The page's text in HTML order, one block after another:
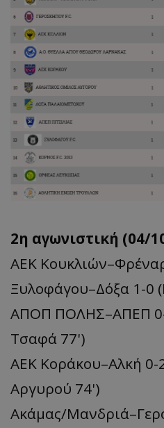
2η αγωνιστική (04/
ΑEK
Ξυλοφάγου–Δόξα 1-0
ΑΠΟΠ ΠΟΛΗΣ–ΑΠΕΠ 0-
Τσαφά 77')
ΑΕΚ Κοράκου–Αλκή
Αργυρού 74')
Aκάμας/